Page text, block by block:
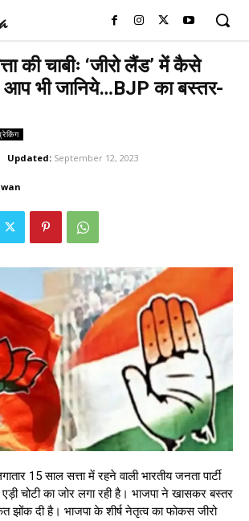
की चाबीः ‘जीरो लैंड’ में कैसे
भी जानिये…BJP का बस्तर-
Updated: September 12, 2023
15 साल सत्ता में रहने वाली भारतीय जनता पार्टी
चोटी का जोर लगा रही है। भाजपा ने खासकर बस्तर
झोंक दी है। भाजपा के शीर्ष नेतृत्व का फोकस जीरो